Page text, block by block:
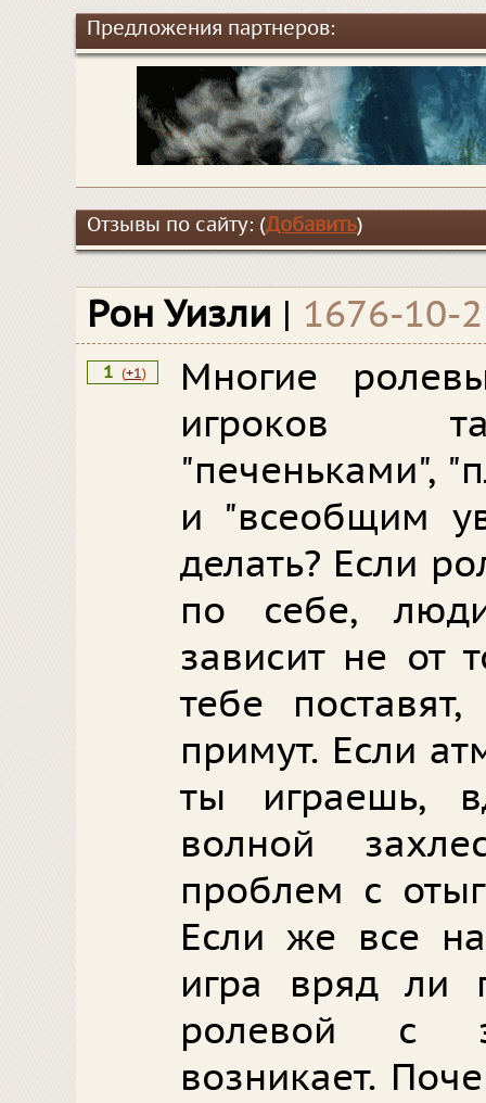
Предложения партнеров:
Отзывы по сайту: (Добавить)
Рон Уизли | 1676-10-
1 (+1)
Многие
игроков
"печеньками",
и "всеобщим
делать? Если
по себе,
зависит не от
тебе
примут. Если
ты играешь,
волной
проблем с
Если же все
игра вряд ли
ролевой с
возникает.